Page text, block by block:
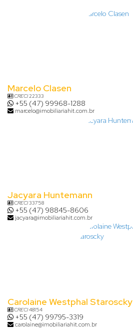
Marcelo Clasen
CRECI22333
+55 (47) 99968-1288
marcelo@imobiliariahit.com.br
Jacyara Huntemann
CRECI33758
+55 (47) 98845-8606
jacyara@imobiliariahit.com.br
Carolaine Westphal Staroscky
CRECI48154
+55 (47) 99795-3319
carolaine@imobiliariahit.com.br